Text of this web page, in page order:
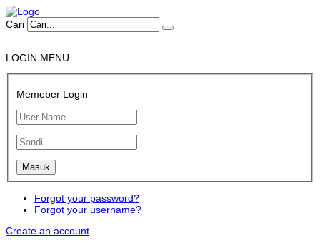
Cari
LOGIN MENU
Memeber Login
Forgot your password?
Forgot your username?
Create an account